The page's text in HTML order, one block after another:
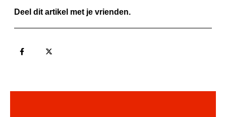
Deel dit artikel met je vrienden.